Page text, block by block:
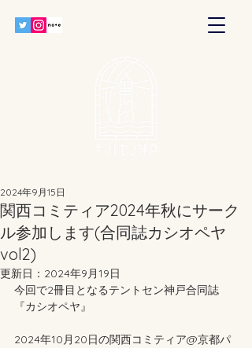
関西コミティア2024年秋にサーク
ル参加します(合同誌カシオペヤ
vol2)
2024年9月15日
更新日： 2024年9月19日
今回で2冊目となるテントセン神戸合同誌
『カシオペヤ』
2024年10月20日の関西コミティア@京都パ